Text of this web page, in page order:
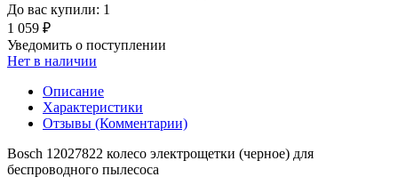
До вас купили: 1
1 059 ₽
Уведомить о поступлении
Нет в наличии
Описание
Характеристики
Отзывы (Комментарии)
Bosch 12027822 колесо электрощетки (черное) для
беспроводного пылесоса